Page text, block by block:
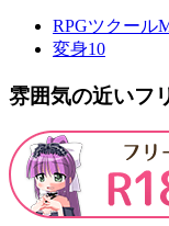
RPGツクール
変身10
雰囲気の近いフ